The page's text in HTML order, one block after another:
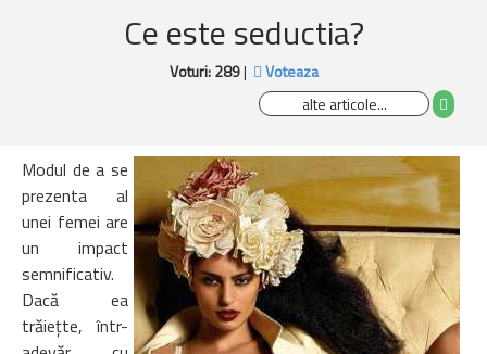
Ce este seductia?
Voturi:289| Voteaza
Modul de a se
prezenta al
unei femei are
un impact
semnificativ.
Dacă ea
trăieţte, într-